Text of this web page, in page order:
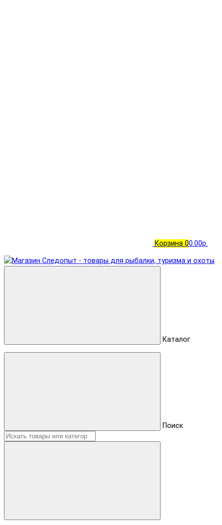
Корзина 00.00р.
Каталог
Поиск